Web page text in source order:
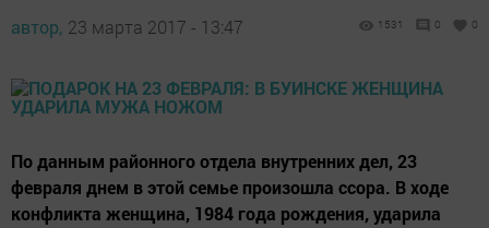
автор, 23 марта 2017 - 13:47 1531 0 0
По данным районного отдела внутренних дел, 23
февраля днем в этой семье произошла ссора. В ходе
конфликта женщина, 1984 года рождения, ударила